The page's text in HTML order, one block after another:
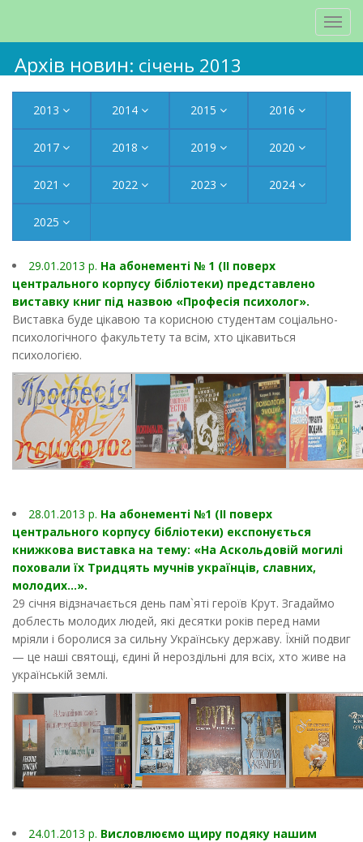
Архів новин: січень 2013
2013 2014 2015 2016
2017 2018 2019 2020
2021 2022 2023 2024
2025
29.01.2013 p. На абонементі № 1 (ІІ поверх
центрального корпусу бібліотеки) представлено
виставку книг під назвою «Професія психолог».
Виставка буде цікавою та корисною студентам соціально-
психологічного факультету та всім, хто цікавиться
психологією.
28.01.2013 p. На абонементі №1 (II поверх
центрального корпусу бібліотеки) експонується
книжкова виставка на тему: «На Аскольдовій могилі
поховали їх Тридцять мучнів українців, славних,
молодих…».
29 січня відзначається день пам`яті героїв Крут. Згадаймо
доблесть молодих людей, які десятки років перед нами
мріяли і боролися за сильну Українську державу. Їхній подвиг
— це наші святощі, єдині й нероздільні для всіх, хто живе на
українській землі.
24.01.2013 p. Висловлюємо щиру подяку нашим